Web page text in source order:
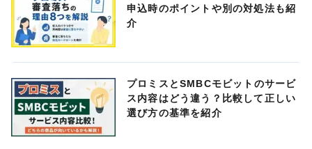
申込時のポイントや別の対処法も紹
介
プロミスとSMBCモビットのサービ
ス内容はどう違う？比較して正しい
選び方の基準を紹介